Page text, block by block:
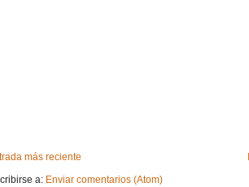
más reciente
a: Enviar comentarios (Atom)